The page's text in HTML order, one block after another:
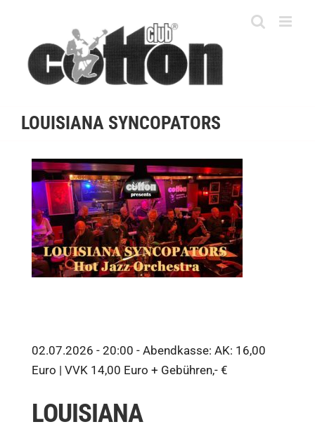
content
LOUISIANA SYNCOPATORS
02.07.2026 - 20:00 - Abendkasse: AK: 16,00
Euro | VVK 14,00 Euro + Gebühren,- €
LOUISIANA